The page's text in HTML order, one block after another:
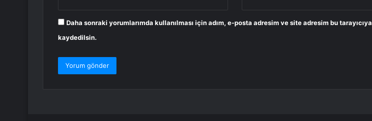
Daha sonraki yorumlarımda kullanılması için adım, e-posta adresim ve site adresim bu tarayıcıya
kaydedilsin.